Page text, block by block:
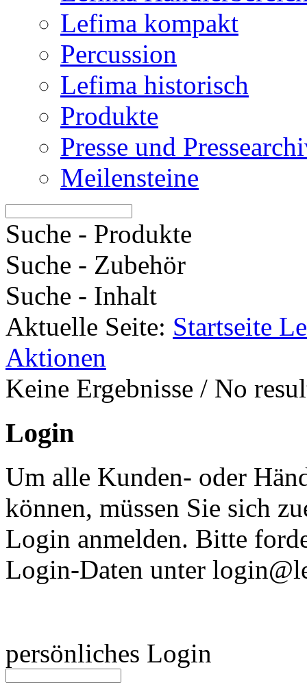
Lefima kompakt
Percussion
Lefima historisch
Produkte
Presse und
Meilensteine
Suche - Produkte
Suche - Zubehör
Suche - Inhalt
Aktuelle Seite: Startseite
Aktionen
Keine Ergebnisse / No
Login
Um alle Kunden- oder
können, müssen Sie sich
Login anmelden. Bitte
Login-Daten unter
persönliches Login